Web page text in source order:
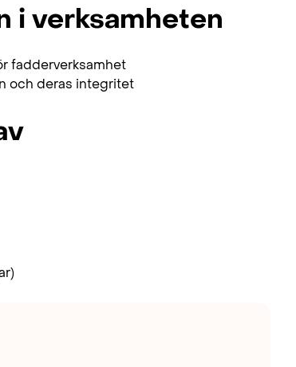
i verksamheten
fadderverksamhet
och deras integritet